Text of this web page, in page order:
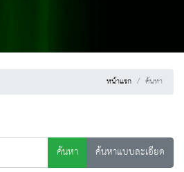
หน้าแรก ค้นหา
ค้นหา
ค้นหาแบบละเอียด